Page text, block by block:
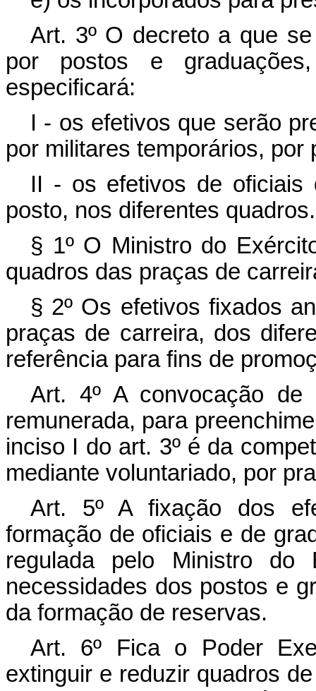
Art. 3º O decreto a que
por postos e
especificará:
I - os efetivos que serão
por militares temporários, por
II - os efetivos de oficiais
posto, nos diferentes quadros.
§ 1º O Ministro do
quadros das praças de
§ 2º Os efetivos fixados
praças de carreira, dos
referência para fins de
Art. 4º A convocação
remunerada, para
inciso I do art. 3º é da
mediante voluntariado, por
Art. 5º A fixação dos
formação de oficiais e de
regulada pelo Ministro
necessidades dos postos e
da formação de reservas.
Art. 6º Fica o Poder
extinguir e reduzir quadros